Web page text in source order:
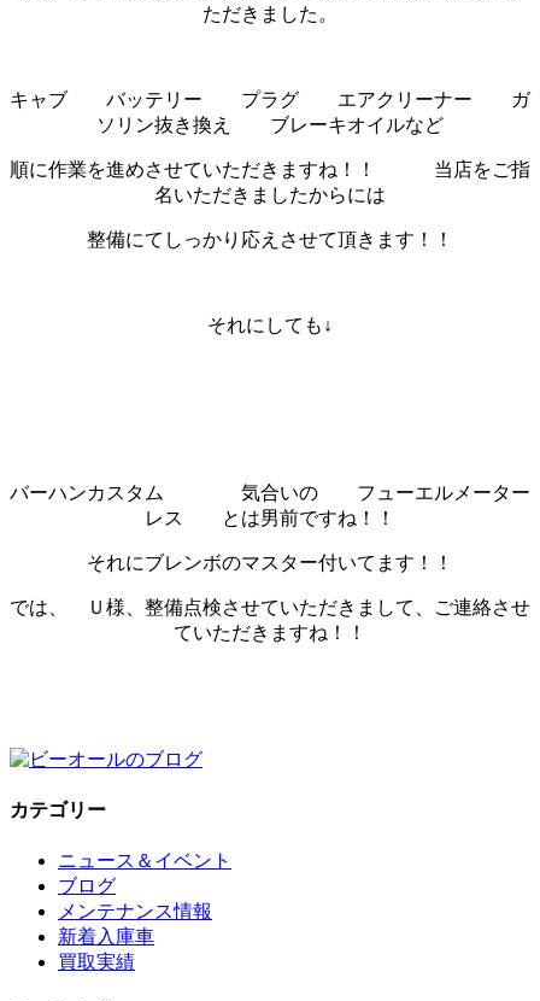
ただきました。
キャブ バッテリー プラグ エアクリーナー ガ
ソリン抜き換え ブレーキオイルなど
順に作業を進めさせていただきますね！！ 当店をご指
名いただきましたからには
整備にてしっかり応えさせて頂きます！！
それにしても↓
バーハンカスタム 気合いの フューエルメーター
レス とは男前ですね！！
それにブレンボのマスター付いてます！！
では、 Ｕ様、整備点検させていただきまして、ご連絡させ
ていただきますね！！
カテゴリー
ニュース＆イベント
ブログ
メンテナンス情報
新着入庫車
買取実績